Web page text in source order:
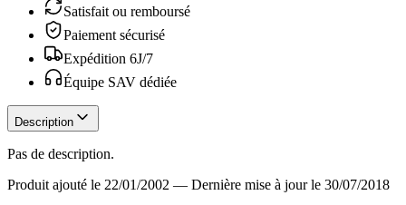
Satisfait ou remboursé
Paiement sécurisé
Expédition 6J/7
Équipe SAV dédiée
Description
Pas de description.
Produit ajouté le 22/01/2002 — Dernière mise à jour le 30/07/2018